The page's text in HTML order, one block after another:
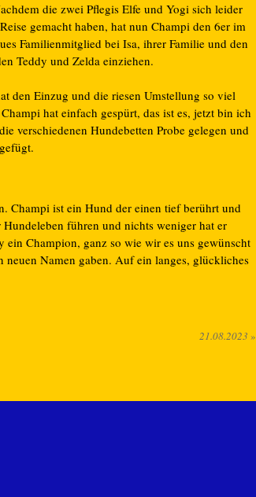
die zwei Pflegis Elfe und Yogi sich leider
gemacht haben, hat nun Champi den 6er im
Familienmitglied bei Isa, ihrer Familie und den
Teddy und Zelda einziehen.
den Einzug und die riesen Umstellung so viel
hat einfach gespürt, das ist es, jetzt bin ich
verschiedenen Hundebetten Probe gelegen und
Champi ist ein Hund der einen tief berührt und
führen und nichts weniger hat er
ein Champion, ganz so wie wir es uns gewünscht
Namen gaben. Auf ein langes, glückliches
21.08.2023 »